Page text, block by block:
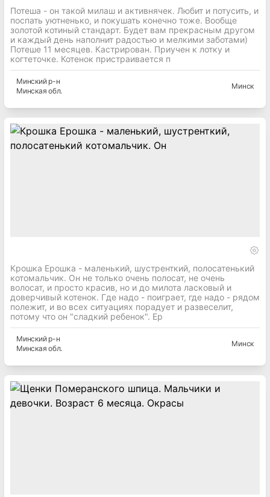
Потеша - он такой милаш и активнячек. Любит и потусить, и
поспать уютненько, и покушать конечно тоже. Вообще
золотой котиный стандарт. Будет вам прекрасным другом
и каждый день наполнит радостью и мелкими заботами)
Потеше 11 месяцев. Кастрирован. Приучен к лотку и
когтеточке. Котенок пристраивается п
Минскийр-н
Минская обл.
Минск
Крошка Ерошка - маленький, шустренткий, полосатенький
котомальчик. Он не только очень полосат, не очень
волосат, и просто красив, но и до милота ласковый и
доверчивый котенок. Где надо - поиграет, где надо - рядом
полежит, и во всех ситуациях порадует и развеселит,
потому что он "сладкий ребенок". Ер
Минскийр-н
Минская обл.
Минск